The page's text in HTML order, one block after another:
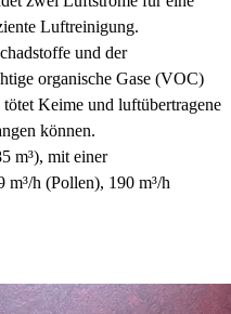
Luftreinigung.
und der
organische Gase (VOC)
Keime und luftübertragene
können.
m³), mit einer
h (Pollen), 190 m³/h